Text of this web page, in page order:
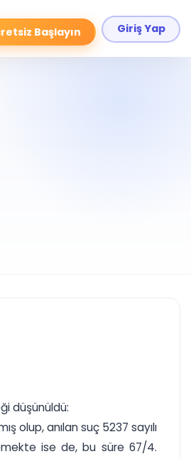
Başlayın Giriş Yap
düşünüldü:
olup, anılan suç 5237 sayılı
ise de, bu süre 67/4.